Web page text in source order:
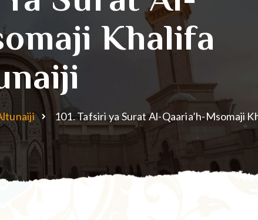
Khalifa
101. Tafsiri ya Surat Al-Qaaria’h-Msomaji